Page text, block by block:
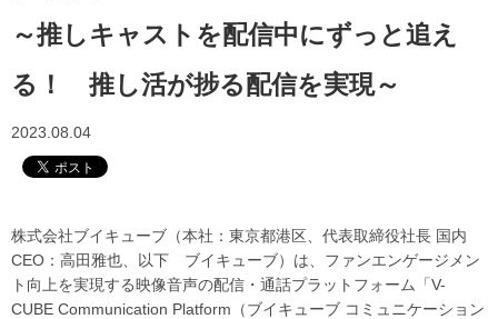
～推しキャストを配信中にずっと追え
る！ 推し活が捗る配信を実現～
2023.08.04
株式会社ブイキューブ（本社：東京都港区、代表取締役社長 国内
CEO：高田雅也、以下 ブイキューブ）は、ファンエンゲージメン
ト向上を実現する映像音声の配信・通話プラットフォーム「V-
CUBE Communication Platform（ブイキューブ コミュニケーション